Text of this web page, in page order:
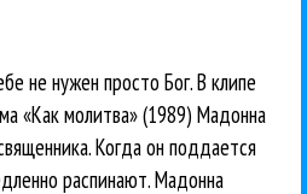
не нужен просто Бог. В клипе
«Как молитва» (1989) Мадонна
Когда он поддается
распинают. Мадонна